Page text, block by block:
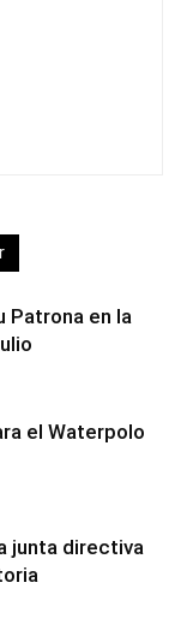
Patrona en la
el Waterpolo
junta directiva